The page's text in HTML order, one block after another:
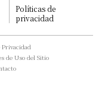
Políticas de
privacidad
de Uso del Sitio